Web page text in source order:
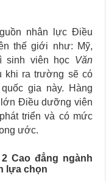
nhân lực Điều
thế giới như: Mỹ,
sinh viên học Văn
khi ra trường sẽ có
gia này. Hàng
Điều dưỡng viên
triển và có mức
ước.
Cao đẳng ngành
lựa chọn